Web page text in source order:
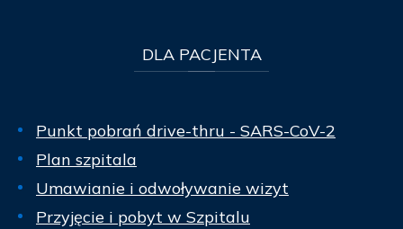
DLAPACJENTA
Punkt pobrań drive-thru - SARS-CoV-2
Plan szpitala
Umawianie i odwoływanie wizyt
Przyjęcie i pobyt w Szpitalu